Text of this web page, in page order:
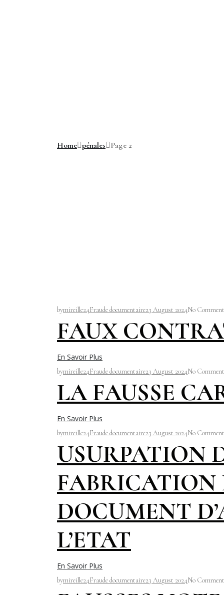
Home pénales Page 2
bymireille24Fraude documentaire23 August 2024No
FAUX
En Savoir Plus
bymireille24Fraude documentaire23 August 2024No
LA FAUSSE
En Savoir Plus
bymireille24Fraude documentaire23 August 2024No
USURPATION
FABRICATION
DOCUMENT
L’ETAT
En Savoir Plus
bymireille24Fraude documentaire23 August 2024No